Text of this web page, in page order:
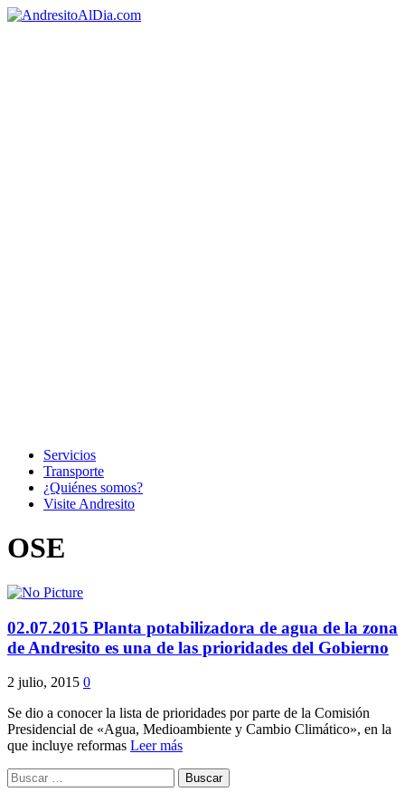
Servicios
Transporte
¿Quiénes somos?
Visite Andresito
OSE
02.07.2015 Planta potabilizadora de agua de la zona
de Andresito es una de las prioridades del Gobierno
2 julio, 2015 0
Se dio a conocer la lista de prioridades por parte de la Comisión
Presidencial de «Agua, Medioambiente y Cambio Climático», en la
que incluye reformas Leer más
Buscar: